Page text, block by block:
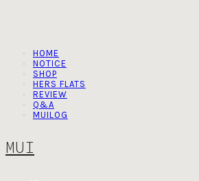
HOME
NOTICE
SHOP
HERS FLATS
REVIEW
Q&A
MUILOG
MUI